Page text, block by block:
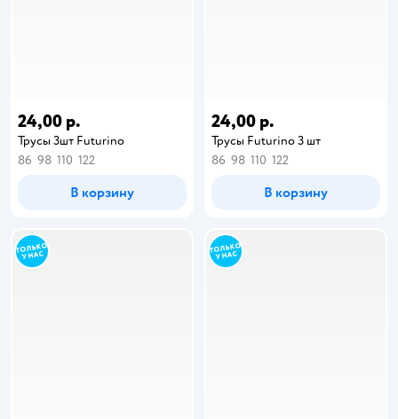
24,00 р.
Трусы 3шт Futurino
86 98 110 122
В корзину
24,00 р.
Трусы Futurino 3 шт
86 98 110 122
В корзину